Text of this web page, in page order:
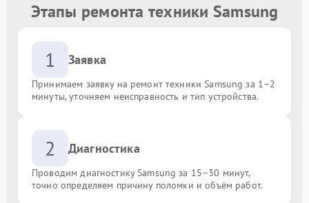
Этапы ремонта техники Samsung
1 Заявка
Принимаем заявку на ремонт техники Samsung за 1–2
минуты, уточняем неисправность и тип устройства.
2 Диагностика
Проводим диагностику Samsung за 15–30 минут,
точно определяем причину поломки и объём работ.